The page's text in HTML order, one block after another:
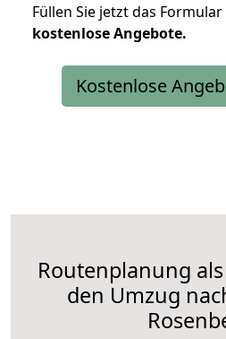
Füllen Sie jetzt das
kostenloseAngebote.
Kostenlose
Routenplanung
den Umzug